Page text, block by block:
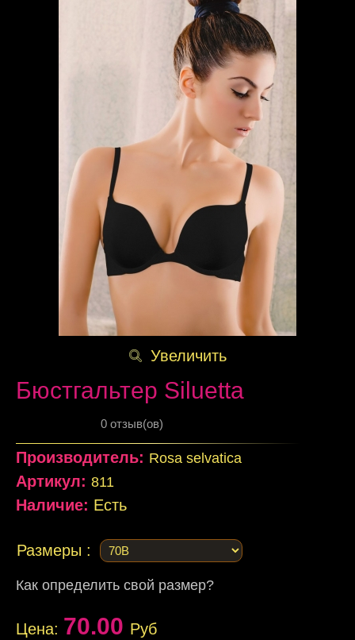
Увеличить
Бюстгальтер Siluetta
0 отзыв(ов)
Производитель: Rosa selvatica
Артикул: 811
Наличие: Есть
Размеры :
Как определить свой размер?
Цена: 70.00 Руб